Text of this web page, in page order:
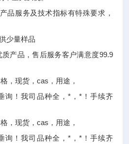
品服务及技术指标有特殊要求，
少量样品
产品，售后服务客户满意度99.9
，现货，cas，用途，
询！我司品种全，*，*！手续齐
，现货，cas，用途，
询！我司品种全，*，*！手续齐